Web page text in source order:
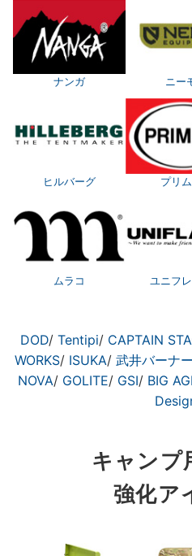
ナンガ ニー
ヒルバーグ プリ
ムラコ ユニフ
DOD/ Tentipi/ CAPTAIN
WORKS/ ISUKA/ 武井バーナー
NOVA/ GOLITE/ GSI/ BIG
キャンプ
強化ア